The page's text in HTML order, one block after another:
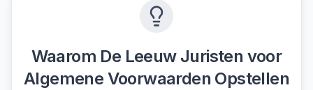
Waarom De Leeuw Juristen voor
Algemene Voorwaarden Opstellen